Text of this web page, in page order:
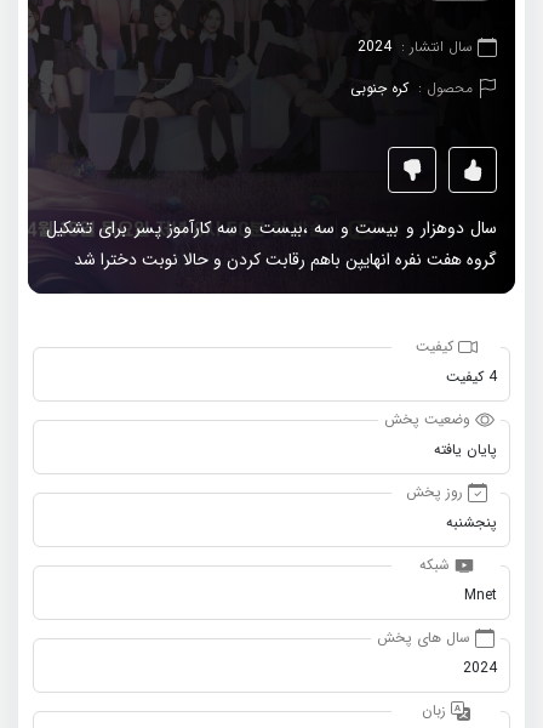
سال انتشار : 2024
محصول : کره جنوبی
سال دوهزار و بیست و سه ،بیست و سه کارآموز پسر برای تشکیل
گروه هفت نفره انهایپن باهم رقابت کردن و حالا نوبت دخترا شد
کیفیت
4 کیفیت
وضعیت پخش
پایان یافته
روز پخش
پنجشنبه
شبکه
Mnet
سال های پخش
2024
زبان